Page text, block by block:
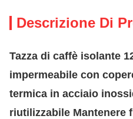
Descrizione Di
Tazza di caffè isolante
impermeabile con
termica in acciaio
riutilizzabile Mantenere